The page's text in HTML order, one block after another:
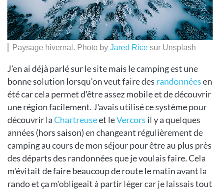
Paysage hivernal. Photo by Jared Rice sur Unsplash
J'en ai déjà parlé sur le site mais le camping est une
bonne solution lorsqu'on veut faire des randonnéesen
été car cela permet d'être assez mobile et de découvrir
une région facilement. J'avais utilisé ce système pour
découvrir laChartreuseet leVercors il y a quelques
années (hors saison) en changeant régulièrement de
camping au cours de mon séjour pour être au plus près
des départs des randonnées que je voulais faire. Cela
m'évitait de faire beaucoup de route le matin avant la
rando et ça m'obligeait à partir léger car je laissais tout